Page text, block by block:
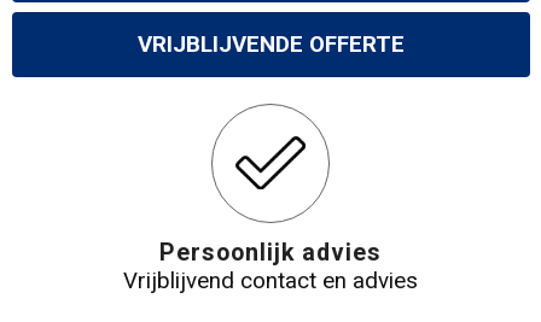
VRIJBLIJVENDE OFFERTE
Persoonlijk advies
Vrijblijvend contact en advies